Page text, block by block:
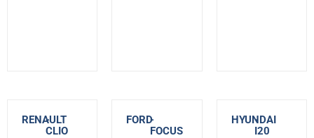
RENAULT
-
CLIO
FORD-
FOCUS
HYUNDAI
-
I20